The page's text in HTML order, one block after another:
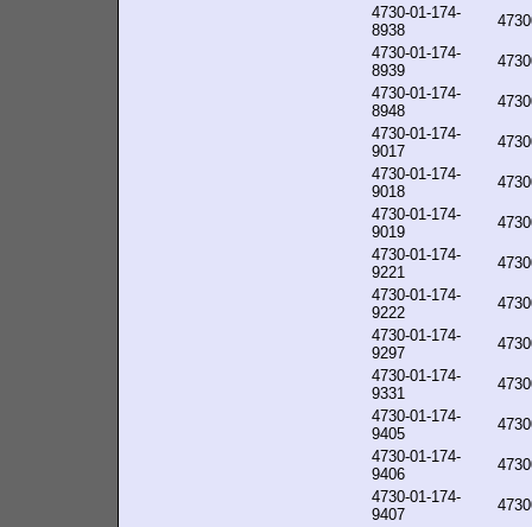
4730-01-174-
8938
4730-01-174-
8939
4730-01-174-
8948
4730-01-174-
9017
4730-01-174-
9018
4730-01-174-
9019
4730-01-174-
9221
4730-01-174-
9222
4730-01-174-
9297
4730-01-174-
9331
4730-01-174-
9405
4730-01-174-
9406
4730-01-174-
9407